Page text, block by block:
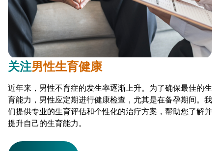
关注男性生育健康
近年来，男性不育症的发生率逐渐上升。为了确保最佳的生
育能力，男性应定期进行健康检查，尤其是在备孕期间。我
们提供专业的生育评估和个性化的治疗方案，帮助您了解并
提升自己的生育能力。